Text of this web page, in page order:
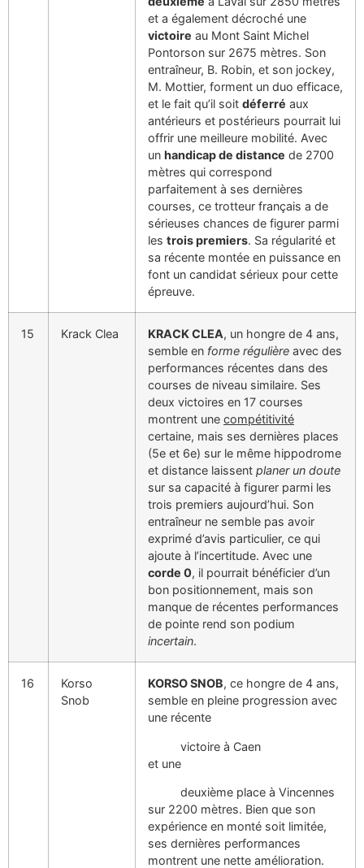
et a également décroché une
victoire au Mont Saint Michel
Pontorson sur 2675 mètres. Son
entraîneur, B. Robin, et son jockey,
M. Mottier, forment un duo efficace,
et le fait qu’il soit déferré aux
antérieurs et postérieurs pourrait lui
offrir une meilleure mobilité. Avec
un handicap de distance de 2700
mètres qui correspond
parfaitement à ses dernières
courses, ce trotteur français a de
sérieuses chances de figurer parmi
les trois premiers. Sa régularité et
sa récente montée en puissance en
font un candidat sérieux pour cette
épreuve.
15 Krack Clea KRACK CLEA, un hongre de 4 ans,
semble en forme régulière avec des
performances récentes dans des
courses de niveau similaire. Ses
deux victoires en 17 courses
montrent une compétitivité
certaine, mais ses dernières places
(5e et 6e) sur le même hippodrome
et distance laissent planer un doute
sur sa capacité à figurer parmi les
trois premiers aujourd’hui. Son
entraîneur ne semble pas avoir
exprimé d’avis particulier, ce qui
ajoute à l’incertitude. Avec une
corde 0, il pourrait bénéficier d’un
bon positionnement, mais son
manque de récentes performances
de pointe rend son podium
incertain.
16
Korso
Snob
KORSO SNOB, ce hongre de 4 ans,
semble en pleine progression avec
une récente
victoire à Caen
et une
deuxième place à Vincennes
sur 2200 mètres. Bien que son
expérience en monté soit limitée,
ses dernières performances
montrent une nette amélioration.